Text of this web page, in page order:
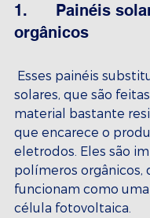
1.      Painéis
orgânicos
solares, que são
material bastante
que encarece o
eletrodos. Eles são
polímeros orgânicos,
funcionam como
célula fotovoltaica.